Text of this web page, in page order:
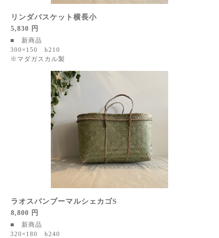
リンダバスケット横長小
5,830 円
■ 新商品
300×150 h210
※マダガスカル製
ラオスバンブーマルシェカゴS
8,800 円
■ 新商品
320×180 h240